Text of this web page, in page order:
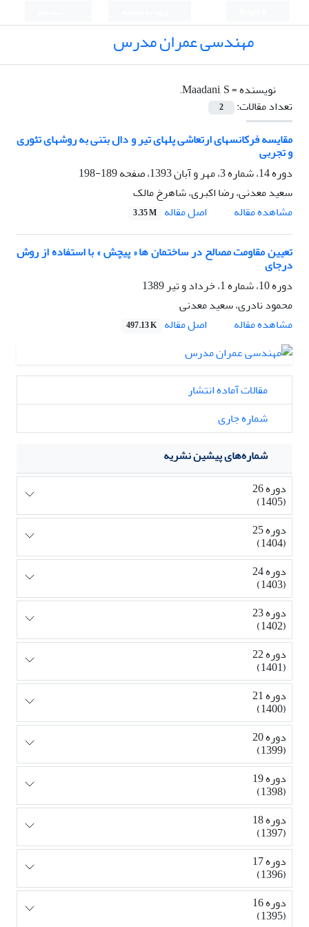
مهندسی عمران مدرس
نویسنده =Maadani, S.
تعداد مقالات:
2
مقایسه فرکانسهای ارتعاشی پلهای تیر و دال بتنی به روشهای تئوری
و تجربی
دوره 14، شماره 3، مهر و آبان 1393، صفحه
189-198
سعید معدنی، رضا اکبری، شاهرخ مالک
مشاهده مقاله
اصل مقاله 3.35 M
تعیین مقاومت مصالح در ساختمان ها « پیچش » با استفاده از روش
درجای
دوره 10، شماره 1، خرداد و تیر 1389
محمود نادری، سعید معدنی
مشاهده مقاله
اصل مقاله 497.13 K
مقالات آماده انتشار
شماره جاری
شماره‌های پیشین نشریه
دوره 26
(1405)
دوره 25
(1404)
دوره 24
(1403)
دوره 23
(1402)
دوره 22
(1401)
دوره 21
(1400)
دوره 20
(1399)
دوره 19
(1398)
دوره 18
(1397)
دوره 17
(1396)
دوره 16
(1395)